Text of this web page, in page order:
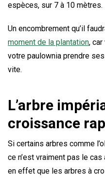
espèces, sur 7 à 10 mètres.
Un encombrement qu’il
moment de la plantation,
votre paulownia prendre
vite.
L’arbre
croissance
Si certains arbres comme
ce n’est vraiment pas le
en effet que les arbres à